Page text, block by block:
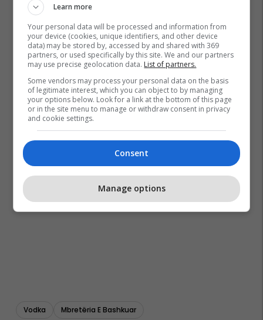
Vodka Mbretëria E Bashkuar
Learn more
Your personal data will be processed and information from
your device (cookies, unique identifiers, and other device
data) may be stored by, accessed by and shared with 369
partners, or used specifically by this site. We and our partners
may use precise geolocation data. List of partners.
Some vendors may process your personal data on the basis
of legitimate interest, which you can object to by managing
your options below. Look for a link at the bottom of this page
or in the site menu to manage or withdraw consent in privacy
and cookie settings.
Consent
Manage options